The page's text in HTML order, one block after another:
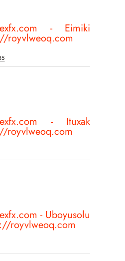
- Eimiki
royvlweoq.com
- Ituxak
royvlweoq.com
- Uboyusolu
royvlweoq.com